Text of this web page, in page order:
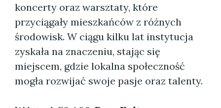
koncerty oraz warsztaty, które
przyciągały mieszkańców z różnych
środowisk. W ciągu kilku lat instytucja
zyskała na znaczeniu, stając się
miejscem, gdzie lokalna społeczność
mogła rozwijać swoje pasje oraz talenty.